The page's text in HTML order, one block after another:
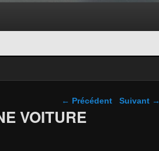
Navigation dans les
← Précédent Suivant →
VOITURE